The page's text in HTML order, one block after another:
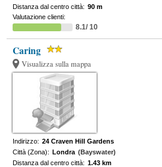
Distanza dal centro città: 90 m
Valutazione clienti:
8.1/ 10
Caring
Visualizza sulla mappa
Indirizzo: 24 Craven Hill Gardens
Città (Zona): Londra (Bayswater)
Distanza dal centro città: 1.43 km